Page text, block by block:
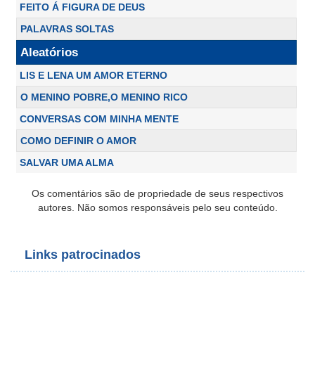
FEITO Á FIGURA DE DEUS
PALAVRAS SOLTAS
Aleatórios
LIS E LENA UM AMOR ETERNO
O MENINO POBRE,O MENINO RICO
CONVERSAS COM MINHA MENTE
COMO DEFINIR O AMOR
SALVAR UMA ALMA
Os comentários são de propriedade de seus respectivos
autores. Não somos responsáveis pelo seu conteúdo.
Links patrocinados